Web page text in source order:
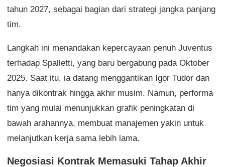
tahun 2027, sebagai bagian dari strategi jangka panjang
tim.
Langkah ini menandakan kepercayaan penuh Juventus
terhadap Spalletti, yang baru bergabung pada Oktober
2025. Saat itu, ia datang menggantikan Igor Tudor dan
hanya dikontrak hingga akhir musim. Namun, performa
tim yang mulai menunjukkan grafik peningkatan di
bawah arahannya, membuat manajemen yakin untuk
melanjutkan kerja sama lebih lama.
Negosiasi Kontrak Memasuki Tahap Akhir